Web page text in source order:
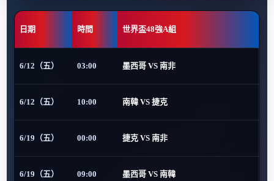
日期 時間 世界盃48強A組
6/12（五） 03:00 墨西哥 VS 南非
6/12（五） 10:00 南韓 VS 捷克
6/19（五） 00:00 捷克 VS 南非
6/19（五） 09:00 墨西哥 VS 南韓